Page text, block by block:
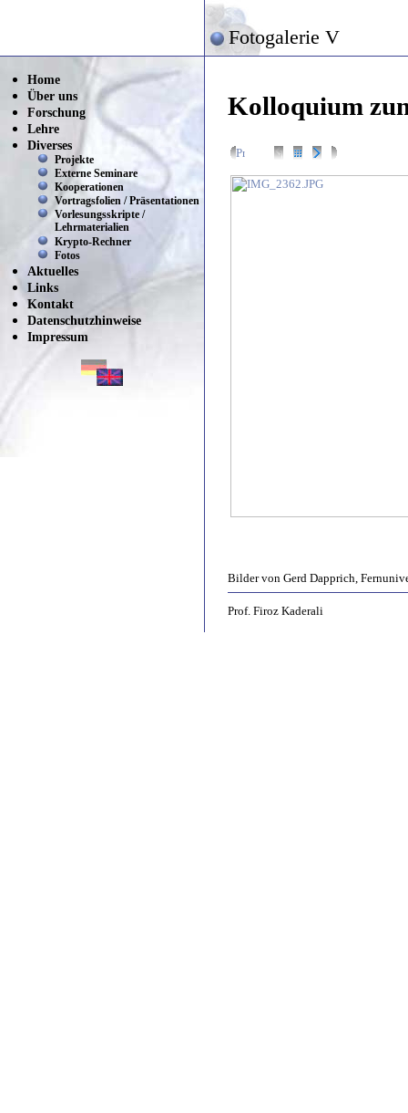
Fotogalerie V
Home
Über uns
Forschung
Lehre
Diverses
Projekte
Externe Seminare
Kooperationen
Vortragsfolien / Präsentationen
Vorlesungsskripte /
Lehrmaterialien
Krypto-Rechner
Fotos
Aktuelles
Links
Kontakt
Datenschutzhinweise
Impressum
Kolloquium
Bilder von Gerd Dapprich,
Prof. Firoz Kaderali